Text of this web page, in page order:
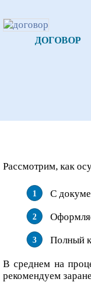
ДОГОВОР
Рассмотрим, как
С
Полный
В среднем на
рекомендуем